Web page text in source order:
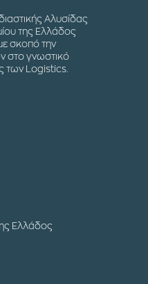
Αλυσίδας
της Ελλάδος
σκοπό την
στο γνωστικό
των Logistics.
Ελλάδος